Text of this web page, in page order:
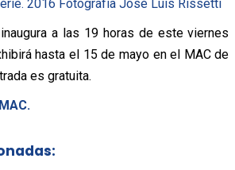
a las 19 horas de este viernes
hasta el 15 de mayo en el MAC de
es gratuita.
MAC.